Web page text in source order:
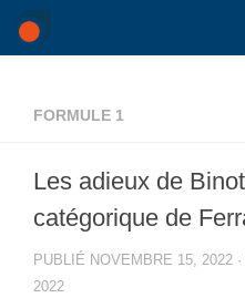
Skip to content
FORMULE 1
Les adieux de
catégorique de
PUBLIÉ NOVEMBRE 15, 2022
2022